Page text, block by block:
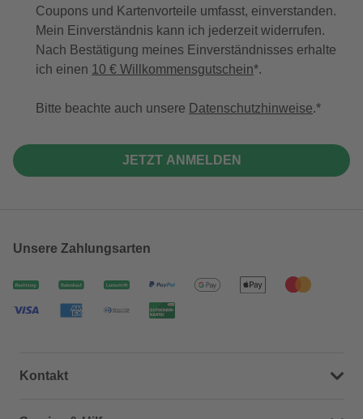
Coupons und Kartenvorteile umfasst, einverstanden.
Mein Einverständnis kann ich jederzeit widerrufen.
Nach Bestätigung meines Einverständnisses erhalte
ich einen 10 € Willkommensgutschein*.
Bitte beachte auch unsere Datenschutzhinweise.
JETZT ANMELDEN
Unsere Zahlungsarten
Kontakt